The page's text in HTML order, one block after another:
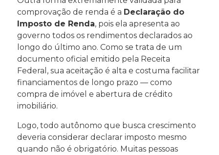
comprovação de renda é a Declaração do
Imposto de Renda, pois ela apresenta ao
governo todos os rendimentos declarados ao
longo do último ano. Como se trata de um
documento oficial emitido pela Receita
Federal, sua aceitação é alta e costuma facilitar
financiamentos de longo prazo — como
compra de imóvel e abertura de crédito
imobiliário.
Logo, todo autônomo que busca crescimento
deveria considerar declarar imposto mesmo
quando não é obrigatório. Muitas pessoas